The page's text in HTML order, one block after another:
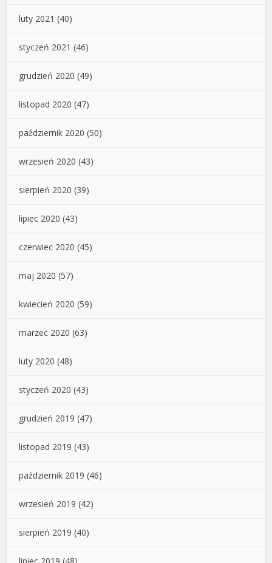
luty 2021 (40)
styczeń 2021 (46)
grudzień 2020 (49)
listopad 2020 (47)
październik 2020 (50)
wrzesień 2020 (43)
sierpień 2020 (39)
lipiec 2020 (43)
czerwiec 2020 (45)
maj 2020 (57)
kwiecień 2020 (59)
marzec 2020 (63)
luty 2020 (48)
styczeń 2020 (43)
grudzień 2019 (47)
listopad 2019 (43)
październik 2019 (46)
wrzesień 2019 (42)
sierpień 2019 (40)